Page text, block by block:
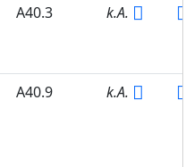
A40.3 k.A.
A40.9 k.A.